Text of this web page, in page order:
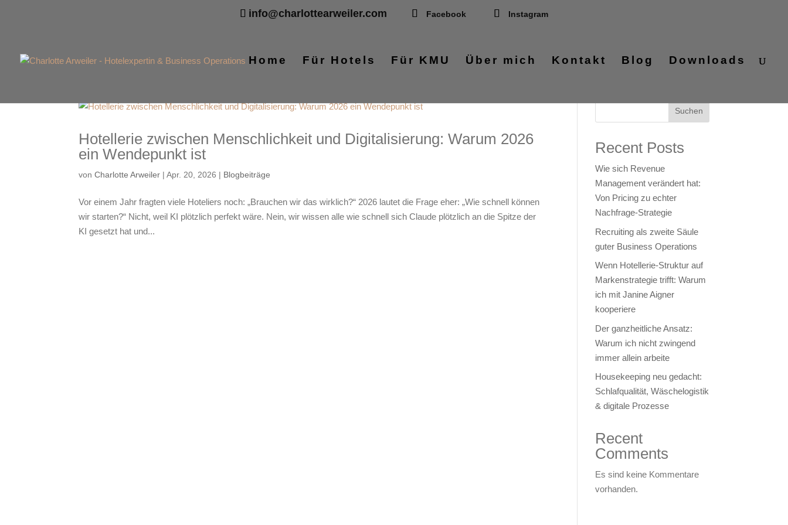
info@charlottearweiler.com Facebook Instagram
Home Für Hotels Für KMU Über mich Kontakt Blog Downloads
Hotellerie zwischen Menschlichkeit und Digitalisierung: Warum 2026
ein Wendepunkt ist
vonCharlotte Arweiler |Apr. 20, 2026 | Blogbeiträge
Vor einem Jahr fragten viele Hoteliers noch: „Brauchen wir das wirklich?“ 2026 lautet die Frage eher: „Wie schnell können
wir starten?“ Nicht, weil KI plötzlich perfekt wäre. Nein, wir wissen alle wie schnell sich Claude plötzlich an die Spitze der
KI gesetzt hat und...
Suchen
Recent Posts
Wie sich Revenue
Management verändert hat:
Von Pricing zu echter
Nachfrage‑Strategie
Recruiting als zweite Säule
guter Business Operations
Wenn Hotellerie‑Struktur auf
Markenstrategie trifft: Warum
ich mit Janine Aigner
kooperiere
Der ganzheitliche Ansatz:
Warum ich nicht zwingend
immer allein arbeite
Housekeeping neu gedacht:
Schlafqualität, Wäschelogistik
& digitale Prozesse
Recent
Comments
Es sind keine Kommentare
vorhanden.